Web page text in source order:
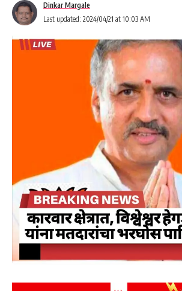
Last updated: 2024/04/21 at 10:03 AM
Dinkar Margale